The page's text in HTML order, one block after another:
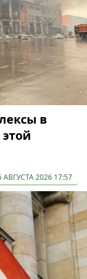
в
АВГУСТА 2026 17:57